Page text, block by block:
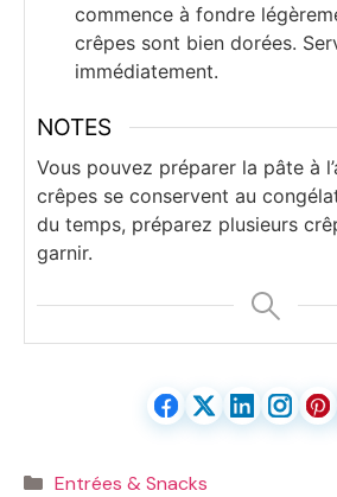
commence à fondre
crêpes sont bien dorées.
immédiatement.
NOTES
Vous pouvez préparer la pâte à
crêpes se conservent au
du temps, préparez plusieurs
garnir.
Catégories
Entrées & Snacks